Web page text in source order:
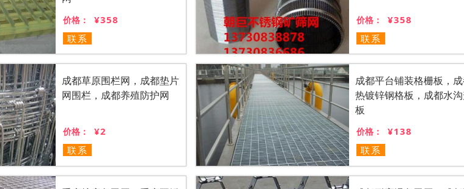
价格：
¥358
联系
价格：
¥358
联系
成都草原围栏网，成都垫片
网围栏，成都养殖防护网
价格：
¥2
联系
成都平台铺装格栅板，
热镀锌钢格板，成都水
板
价格：
¥138
联系